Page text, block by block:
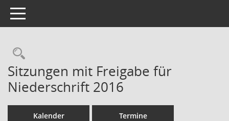
Toggle navigation
Rechercheauswahl
Sitzungen mit Freigabe für
Niederschrift 2016
Kalender Termine